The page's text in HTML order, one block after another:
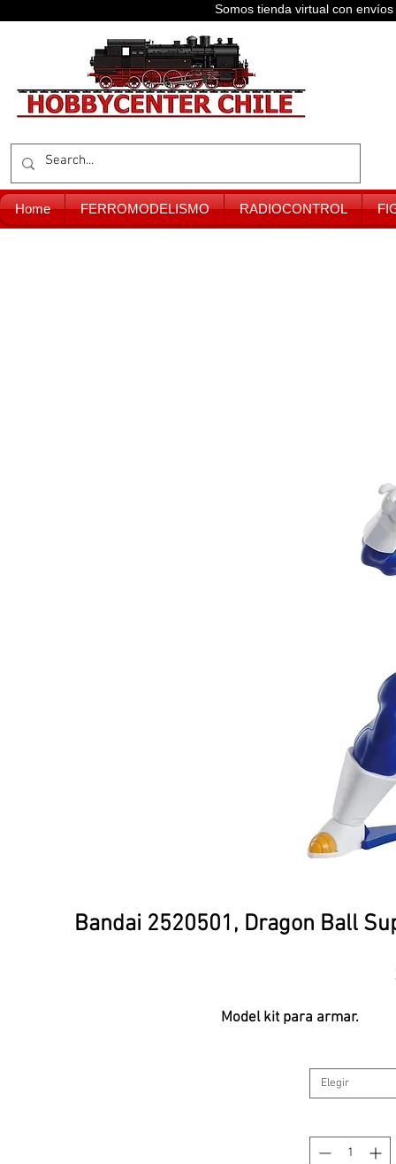
Somos tienda virtual con
Home FERROMODELISMO RADIOCONTROL
Bandai 2520501, Dragon Ball
Model kit para armar.
Elegir